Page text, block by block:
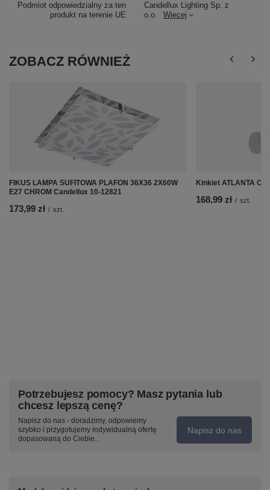
Podmiot odpowiedzialny za ten
produkt na terenie UE
Candellux Lighting Sp. z
o.o.
Więcej
ZOBACZ RÓWNIEŻ
FIKUS LAMPA SUFITOWA PLAFON 36X36 2X60W
E27 CHROM Candellux 10-12821
173,99 zł / szt.
Kinkiet ATLANTA
168,99 zł / szt.
Potrzebujesz pomocy? Masz pytania lub
chcesz lepszą cenę?
Napisz do nas - doradzimy, odpowiemy
szybko i przygotujemy indywidualną ofertę
dopasowaną do Ciebie..
Napisz do nas